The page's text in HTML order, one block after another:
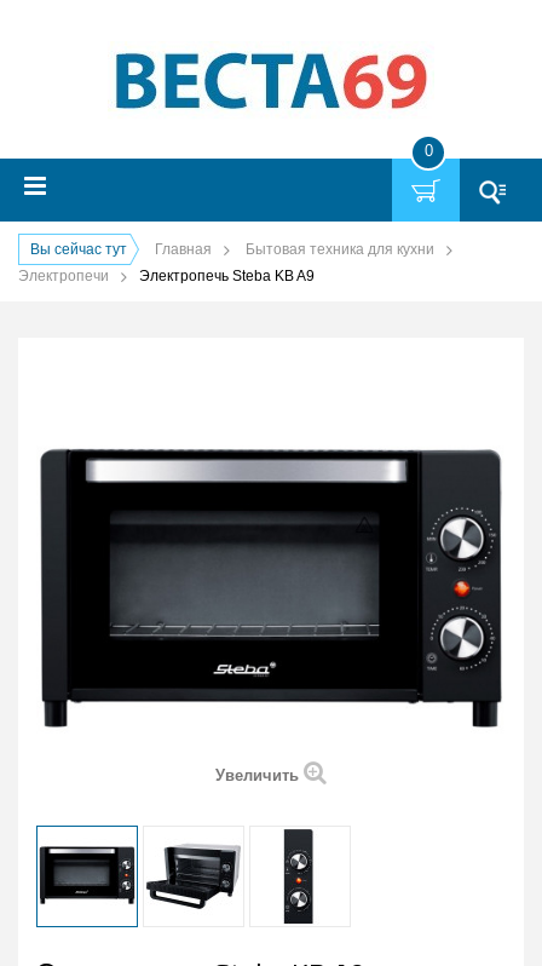
0
Вы сейчас тут Главная
Бытовая техника для кухни
Электропечи
Электропечь Steba KB A9
Увеличить